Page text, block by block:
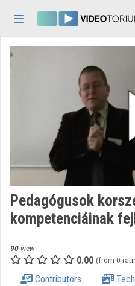
Categories
Playlists
Organizations
Contributors
Pedagógusok
kompetenciáinak
90 view
0.00 (from 0
Contributors